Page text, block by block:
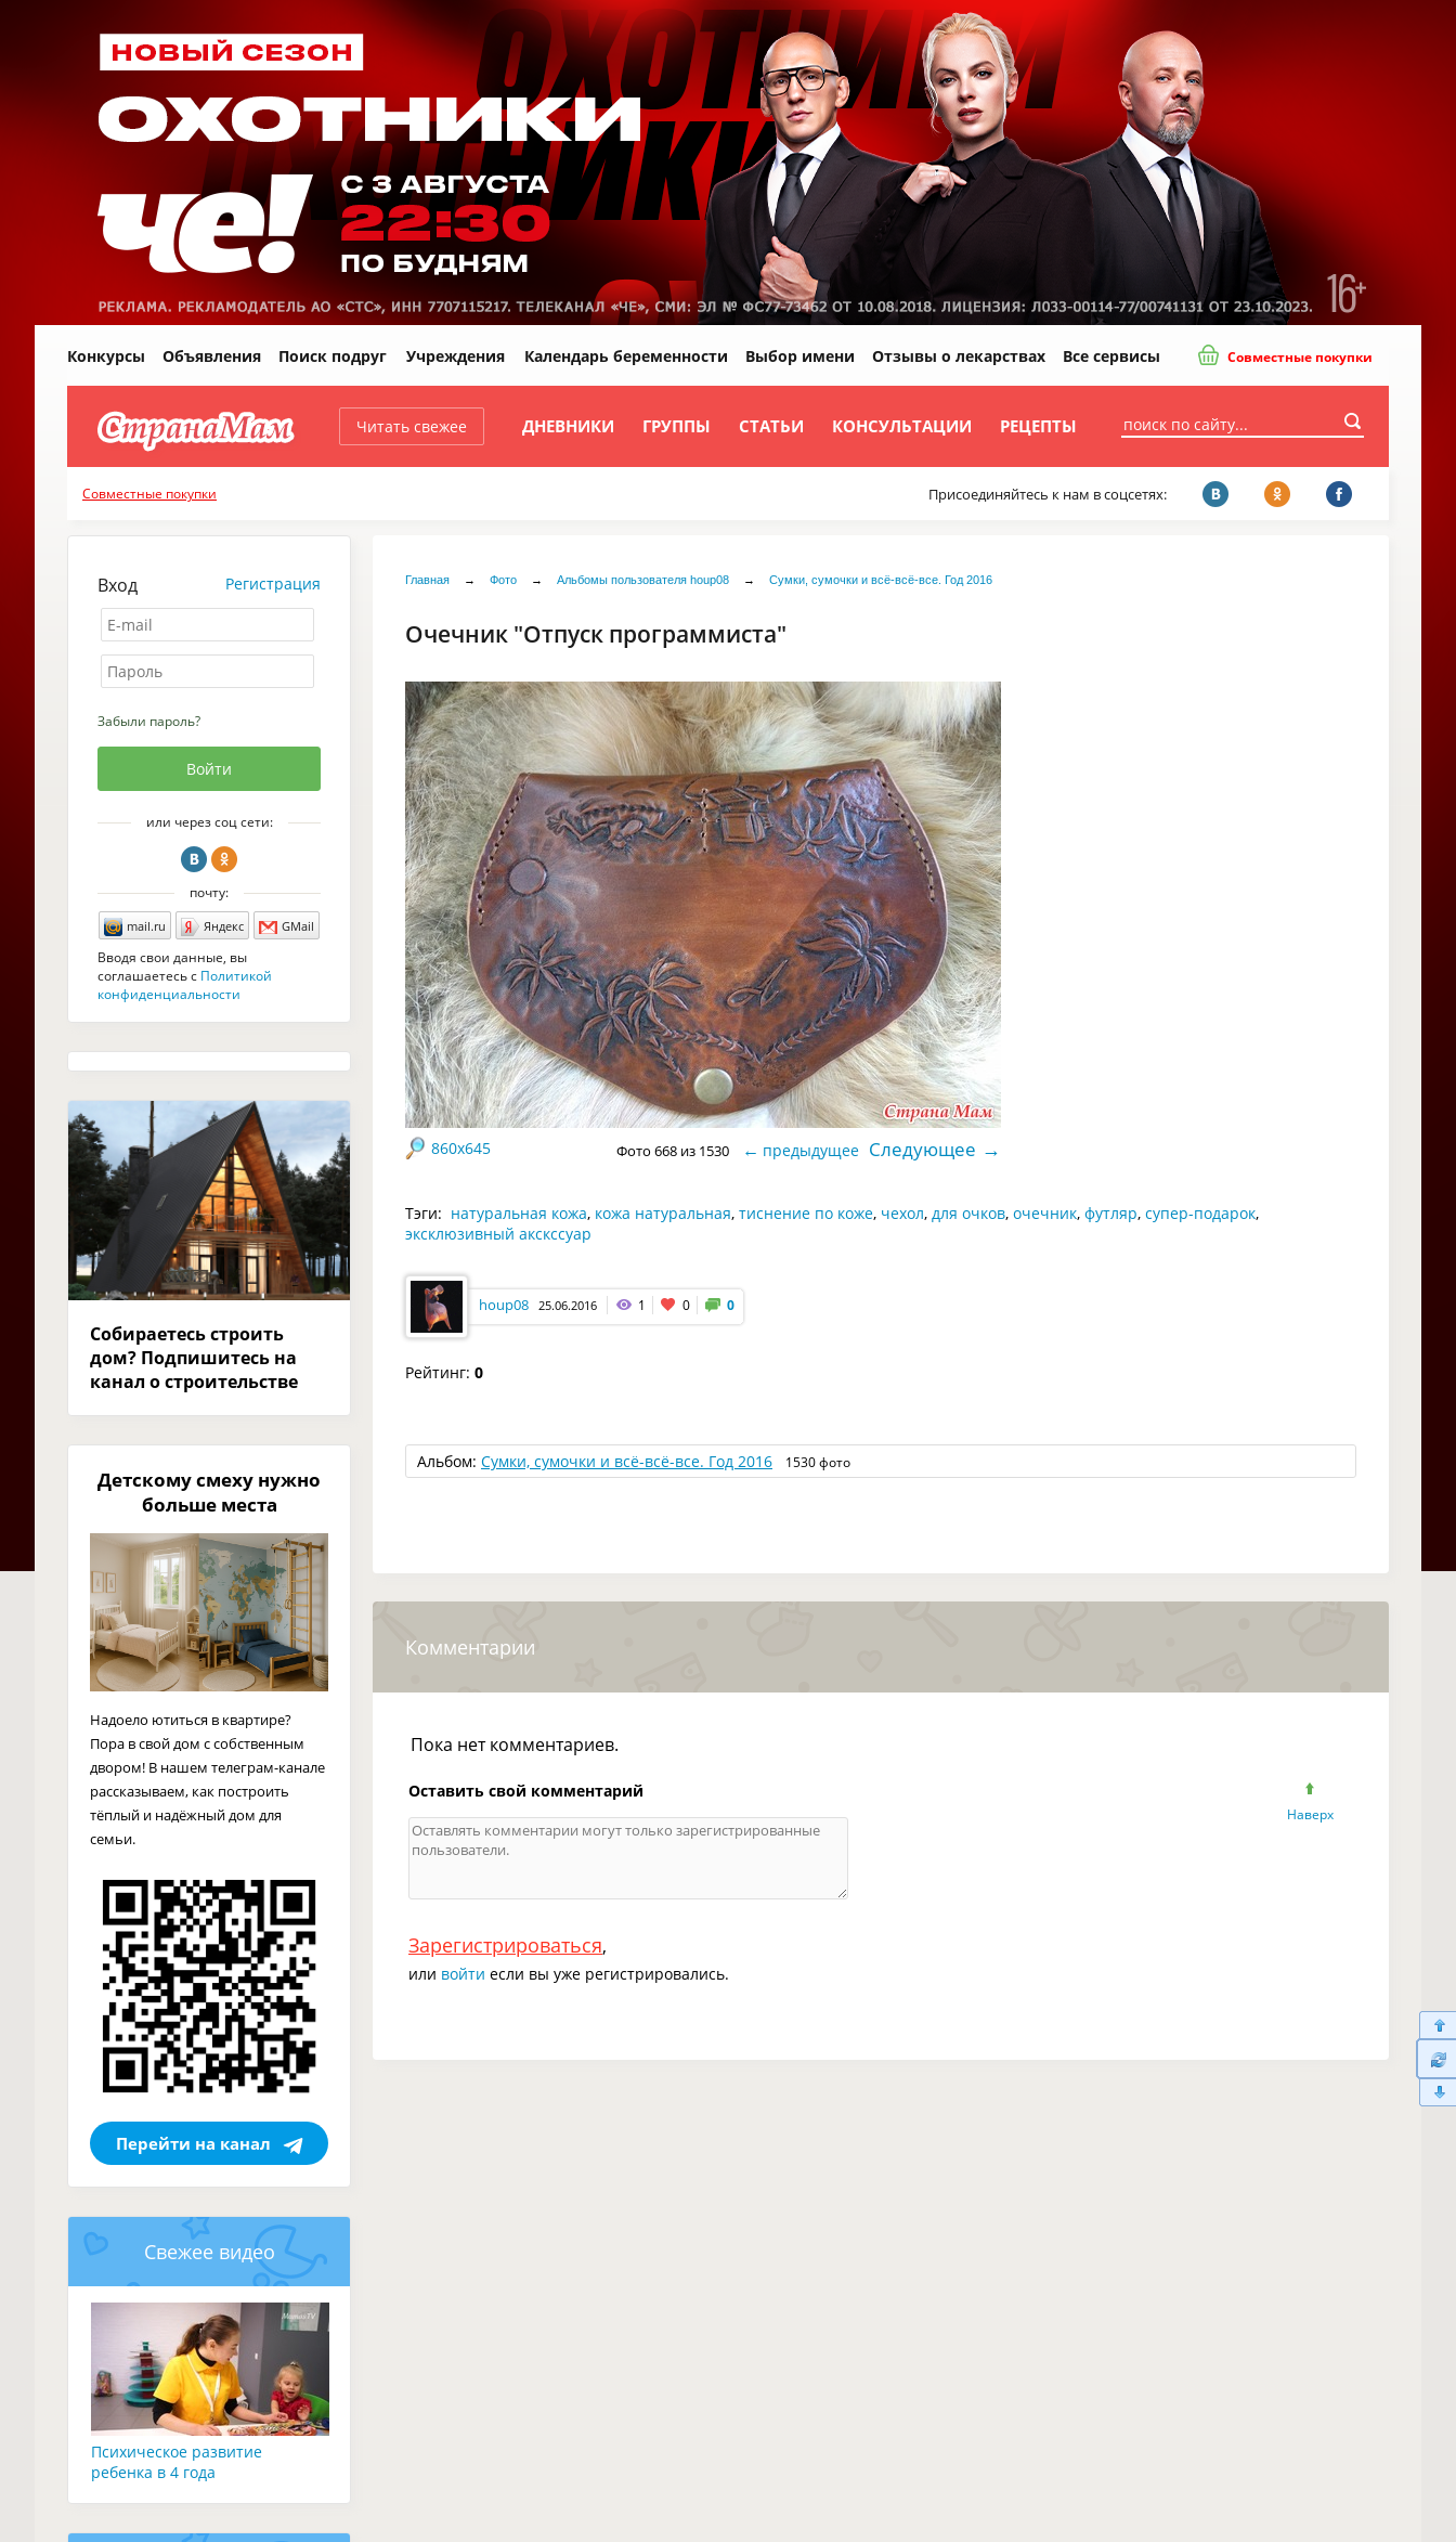
Читать свежее ДНЕВНИКИ ГРУППЫ СТАТЬИ КОНСУЛЬТАЦИИ РЕЦЕПТЫ
Конкурсы Объявления Поиск подруг Учреждения Календарь беременности Выбор имени Отзывы о лекарствах Все сервисы Совместные покупки
Совместные покупки Присоединяйтесь к нам в соцсетях:
Главная → Фото → Альбомы пользователя houp08 → Сумки, сумочки и всё-всё-все. Год 2016
Очечник "Отпуск программиста"
860x645 Фото 668 из 1530 ← предыдущее Следующее →
Тэги: натуральная кожа, кожа натуральная, тиснение по коже, чехол, для очков, очечник, футляр, супер-подарок,
эксклюзивный акскссуар
houp08 25.06.2016 1 0 0
Рейтинг: 0
Альбом: Сумки, сумочки и всё-всё-все. Год 2016 1530 фото
Комментарии
Пока нет комментариев.
Наверх
Оставить свой комментарий
Зарегистрироваться,
или войти если вы уже регистрировались.
Вход Регистрация
Забыли пароль?
или через соц сети:
почту:
mail.ru Яндекс GMail
Вводя свои данные, вы
соглашаетесь с Политикой
конфиденциальности
Собираетесь строить
дом? Подпишитесь на
канал о строительстве
Детскому смеху нужно
больше места
Надоело ютиться в квартире?
Пора в свой дом с собственным
двором! В нашем телеграм-канале
рассказываем, как построить
тёплый и надёжный дом для
семьи.
Перейти на канал
Свежее видео
Психическое развитие
ребенка в 4 года